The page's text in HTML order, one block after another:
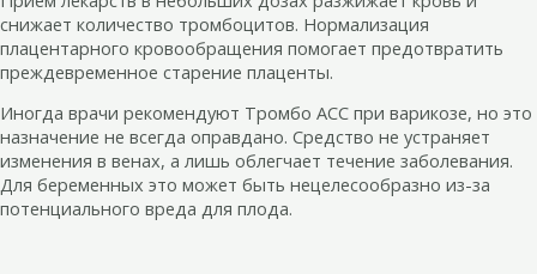
снижает количество тромбоцитов. Нормализация
плацентарного кровообращения помогает предотвратить
преждевременное старение плаценты.
Иногда врачи рекомендуют Тромбо АСС при варикозе, но это
назначение не всегда оправдано. Средство не устраняет
изменения в венах, а лишь облегчает течение заболевания.
Для беременных это может быть нецелесообразно из-за
потенциального вреда для плода.